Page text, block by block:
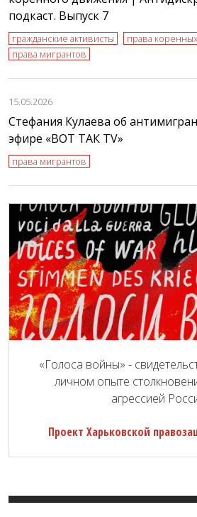
подкаст. Выпуск 7
гражданские активисты
права
права мигрантов
15.05.2026
Стефания Кулаева об
эфире «ВОТ ТАК TV»
права мигрантов
«Голоса войны» -
личном опыте
агрессией
Проект Харьковской